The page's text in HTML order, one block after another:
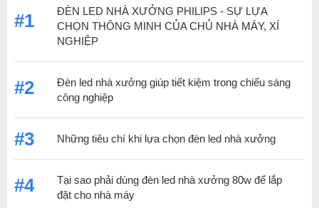
#1
ĐÈN LED NHÀ XƯỞNG PHILIPS - SỰ LỰA
CHỌN THÔNG MINH CỦA CHỦ NHÀ MÁY, XÍ
NGHIỆP
#2
Đèn led nhà xưởng giúp tiết kiệm trong chiếu sáng
công nghiệp
#3 Những tiêu chí khi lựa chọn đèn led nhà xưởng
#4
Tại sao phải dùng đèn led nhà xưởng 80w để lắp
đặt cho nhà máy